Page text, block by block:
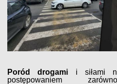
Poród drogami i siłami
postępowaniem